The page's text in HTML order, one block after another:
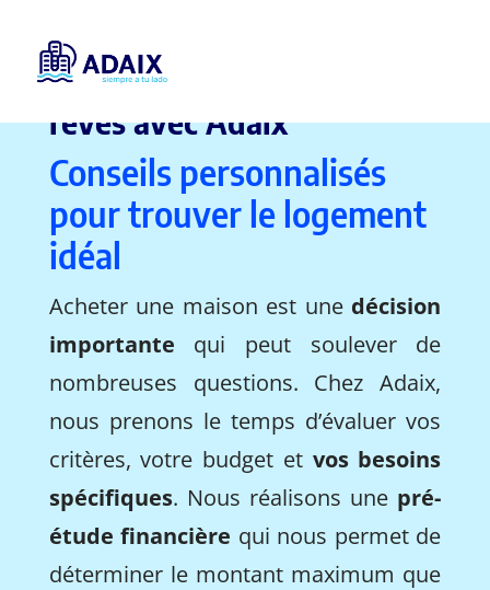
Trouvez la maison de vos
rêves avec Adaix
Conseils personnalisés
pour trouver le logement
idéal
Acheter une maison est une décision
importante qui peut soulever de
nombreuses questions. Chez Adaix,
nous prenons le temps d’évaluer vos
critères, votre budget et vos besoins
spécifiques. Nous réalisons une pré-
étude financière qui nous permet de
déterminer le montant maximum que